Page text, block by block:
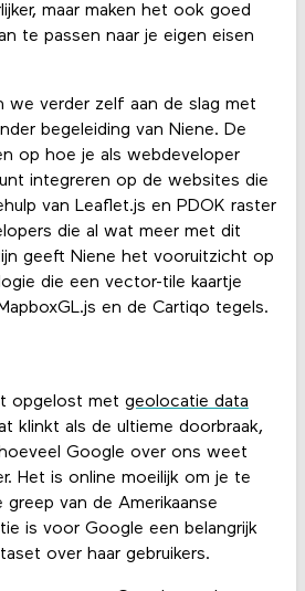
maar maken het ook goed
te passen naar je eigen eisen
we verder zelf aan de slag met
begeleiding van Niene. De
op hoe je als webdeveloper
integreren op de websites die
van Leaflet.js en PDOK raster
die al wat meer met dit
geeft Niene het vooruitzicht op
die een vector-tile kaartje
en de Cartiqo tegels.
opgelost met geolocatie data
klinkt als de ultieme doorbraak,
Google over ons weet
Het is online moeilijk om je te
van de Amerikaanse
is voor Google een belangrijk
over haar gebruikers.